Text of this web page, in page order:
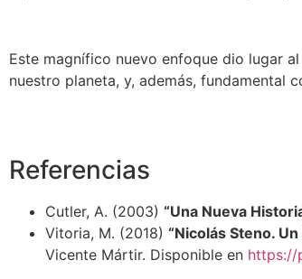
Este magnífico nuevo enfoque dio lugar
nuestro planeta, y, además, fundamental
Referencias
Cutler, A. (2003) “Una Nueva
Vitoria, M. (2018) “Nicolás Steno.
Vicente Mártir. Disponible en https://